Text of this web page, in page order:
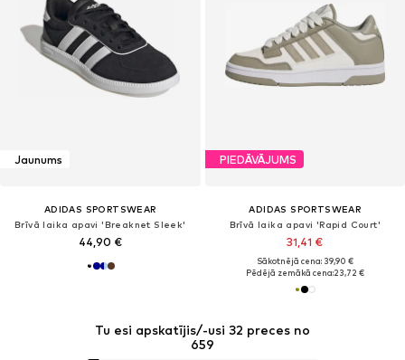
Jaunums
ADIDAS SPORTSWEAR
Brīvā laika apavi 'Breaknet Sleek'
44,90 €
PIEDĀVĀJUMS
ADIDAS SPORTSWEAR
Brīvā laika apavi 'Rapid Court'
31,41 €
Sākotnējā cena: 39,90 €
Pēdējā zemākā cena:23,72 €
Tu esi apskatījis/-usi 32 preces no
659